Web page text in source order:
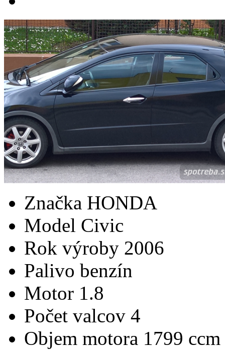
Značka HONDA
Model Civic
Rok výroby 2006
Palivo benzín
Motor 1.8
Počet valcov 4
Objem motora 1799 ccm